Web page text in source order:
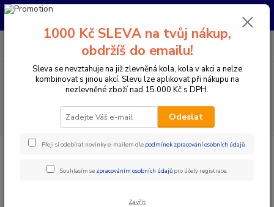
Pro nachystání kola / doplňků na prodejně si prosím zavolejte dopředu.
Menu
CZK
PO-PÁ 10:00-17:00 | SO: 9:00-12:00
Komponenty na kolo Gripy a omotávky
Gripy klasické / MTB
1000 Kč SLEVA na tvůj nákup,
obdržíš do emailu!
Sleva se nevztahuje na již zlevněná kola, kola v akci a nelze
kombinovat s jinou akcí. Slevu lze aplikovat při nákupu na
nezlevněné zboží nad 15.000 Kč s DPH.
Odeslat
Přeji si odebírat novinky e-mailem dle podmínek zpracování osobních údajů.
Souhlasím se zpracováním osobních údajů pro účely registrace.
Zavřít